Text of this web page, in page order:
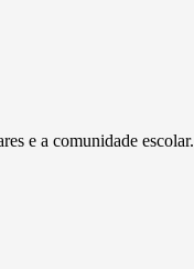
e a comunidade escolar.